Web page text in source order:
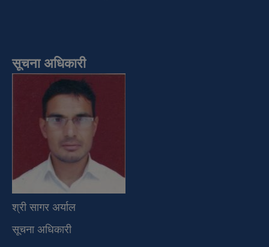
सूचना अधिकारी
श्री सागर अर्याल
सूचना अधिकारी